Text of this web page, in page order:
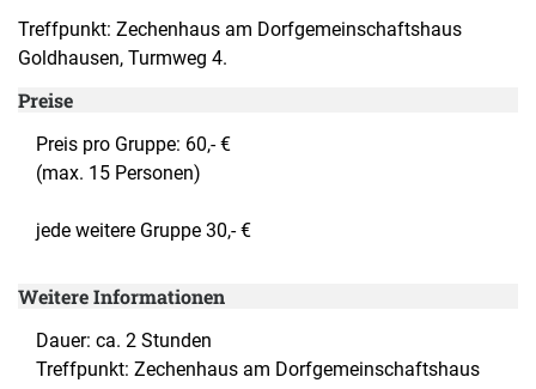
Treffpunkt: Zechenhaus am Dorfgemeinschaftshaus
Goldhausen, Turmweg 4.
Preise
Preis pro Gruppe: 60,- €
(max. 15 Personen)
jede weitere Gruppe 30,- €
Weitere Informationen
Dauer: ca. 2 Stunden
Treffpunkt: Zechenhaus am Dorfgemeinschaftshaus